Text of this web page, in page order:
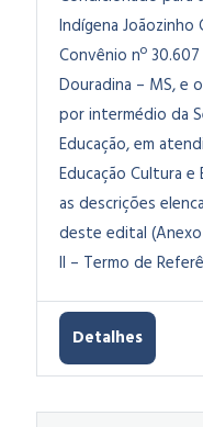
Indígena Joãozinho
Convênio nº
Douradina – MS, e
por intermédio da
Educação, em
Educação Cultura
as descrições
deste edital
II – Termo de
Detalhes